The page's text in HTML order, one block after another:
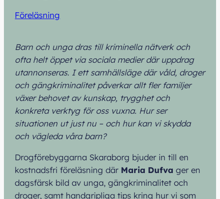
Föreläsning
Barn och unga dras till kriminella nätverk och
ofta helt öppet via sociala medier där uppdrag
utannonseras. I ett samhällsläge där våld, droger
och gängkriminalitet påverkar allt fler familjer
växer behovet av kunskap, trygghet och
konkreta verktyg för oss vuxna. Hur ser
situationen ut just nu – och hur kan vi skydda
och vägleda våra barn?
Drogförebyggarna Skaraborg bjuder in till en
kostnadsfri föreläsning där Maria Dufva ger en
dagsfärsk bild av unga, gängkriminalitet och
droger, samt handgripliga tips kring hur vi som